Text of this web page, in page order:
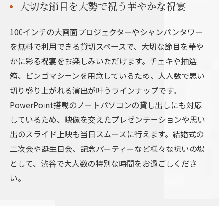
大切な節目を大勢で祝う華やかな祝宴
100インチの大画面プロジェクターやシャンパンタワー
を無料で利用できる貸切スペースで、大切な節目を華や
かに彩る祝宴をお楽しみいただけます。チェキや抽選
箱、ビンゴマシーンを用意しているため、大人数で思い
切り盛り上がれる演出が叶うラインナップです。
PowerPoint搭載のノートパソコンの貸し出しにも対応
しているため、映像を交えたプレゼンテーションや思い
出のスライド上映も当日スムーズに行えます。結婚式の
二次会や誕生日会、記念パーティーなど様々な祝いの場
として、渋谷で大人数の特別な時間をお過ごしくださ
い。